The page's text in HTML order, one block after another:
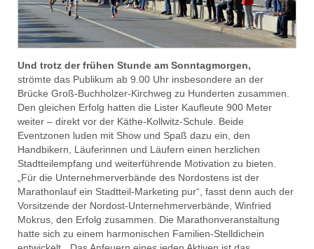
Und trotz der frühen Stunde am Sonntagmorgen,
strömte das Publikum ab 9.00 Uhr insbesondere an der
Brücke Groß-Buchholzer-Kirchweg zu Hunderten zusammen.
Den gleichen Erfolg hatten die Lister Kaufleute 900 Meter
weiter – direkt vor der Käthe-Kollwitz-Schule. Beide
Eventzonen luden mit Show und Spaß dazu ein, den
Handbikern, Läuferinnen und Läufern einen herzlichen
Stadtteilempfang und weiterführende Motivation zu bieten.
„Für die Unternehmerverbände des Nordostens ist der
Marathonlauf ein Stadtteil-Marketing pur“, fasst denn auch der
Vorsitzende der Nordost-Unternehmerverbände, Winfried
Mokrus, den Erfolg zusammen. Die Marathonveranstaltung
hatte sich zu einem harmonischen Familien-Stelldichein